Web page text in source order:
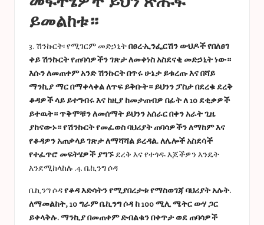
ይመልከቱ።
3. ሽንኩርት፡ የሚገርም መድኃኒትበፀረ-ኢንፌርሽን ውህዶች የበለፀገ
ቀይ ሽንኩርት የጠባሳዎችን ገጽታ ለመቀነስ አስደናቂ መድኃኒት ነው።
እሱን ለመጠቀም አንድ ሽንኩርት በጥሩ ሁኔታ ይቁረጡ እና በሻይ
ማንኪያ ማር በማቀላቀል ለጥፍ ይቅቡት። ይህንን ፓስታ በደረቁ ደረቅ
ቆዳዎች ላይ ይተግብሩ እና ከዚያ ከመታጠብዎ በፊት ለ 10 ደቂቃዎች
ይተዉት። ጥቅሞቹን ለመሰማት ይህንን አሰራር በቀን አራት ጊዜ
ያከናውኑ። የሽንኩርት የመፈወስ ባህሪያት ጠባሳዎችን ለማከም እና
የቆዳዎን አጠቃላይ ገጽታ ለማሻሻል ይረዳል. ለሌሎች አስደሳች
የተፈጥሮ መፍትሄዎች ያግኙደረቅ እና የተጎዱ እጆችዎን እንዴት
እንደሚከላከሉ .4. ቤኪንግ ሶዳ
ቤኪንግ ሶዳየቆዳ እድሳትን የሚያበረታቱ የማስወገጃ ባህሪያት አሉት.
ለማመልከት, 10 ግራም ቤኪንግ ሶዳ ከ 100 ሚሊ ሜትር ውሃ ጋር
ይቀላቅሉ. ማንኪያ በመጠቀም ድብልቁን በቀጥታ ወደ ጠባሳዎች